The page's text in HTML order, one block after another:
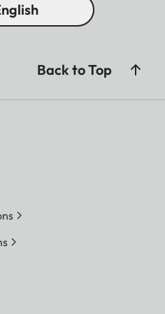
Back to Top